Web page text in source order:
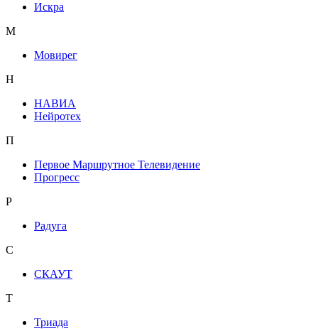
Искра
М
Мовирег
Н
НАВИА
Нейротех
П
Первое Маршрутное Телевидение
Прогресс
Р
Радуга
С
СКАУТ
Т
Триада